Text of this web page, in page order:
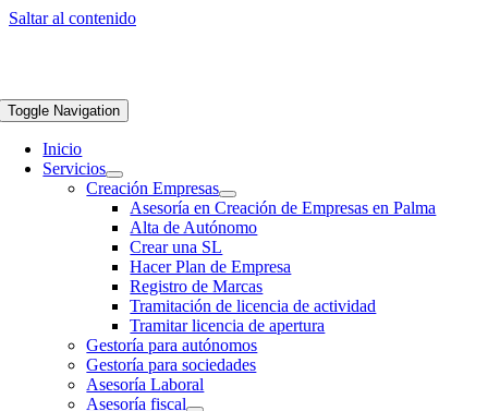
Saltar al contenido
Toggle Navigation
Inicio
Servicios
Creación Empresas
Asesoría en Creación de Empresas en Palma
Alta de Autónomo
Crear una SL
Hacer Plan de Empresa
Registro de Marcas
Tramitación de licencia de actividad
Tramitar licencia de apertura
Gestoría para autónomos
Gestoría para sociedades
Asesoría Laboral
Asesoría fiscal